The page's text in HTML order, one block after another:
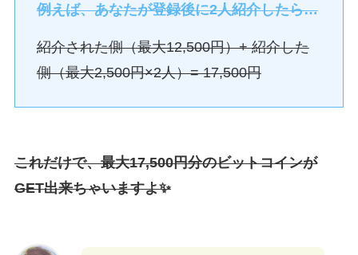
例えば、あなたが登録後に2人紹介したら…
紹介された側（最大12,500円）+ 紹介した
側（最大2,500円×2人）= 17,500円
これだけで、最大17,500円分のビットコインが
GET出来ちゃいますよ✨